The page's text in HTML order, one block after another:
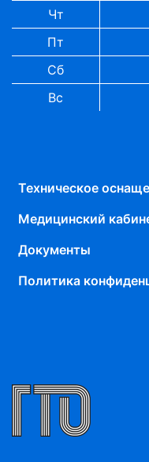
Чт
Пт
Сб
Вс
Техническое
Медицинский
Документы
Политика